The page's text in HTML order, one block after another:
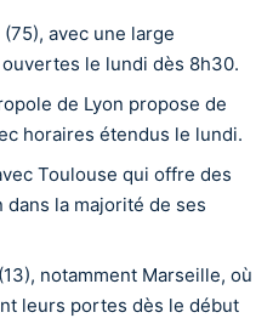
avec une large
le lundi dès 8h30.
de Lyon propose de
horaires étendus le lundi.
Toulouse qui offre des
la majorité de ses
notamment Marseille, où
leurs portes dès le début